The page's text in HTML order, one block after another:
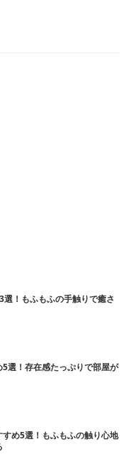
！もふもふの手触りで癒さ
選！存在感たっぷりで部屋が
め5選！もふもふの触り心地